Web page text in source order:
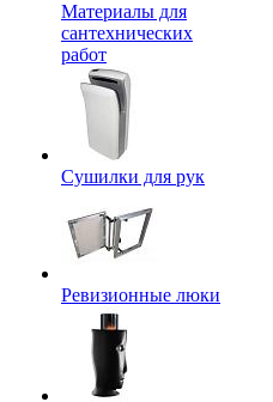
Материалы для
сантехнических
работ
Сушилки для рук
Ревизионные люки